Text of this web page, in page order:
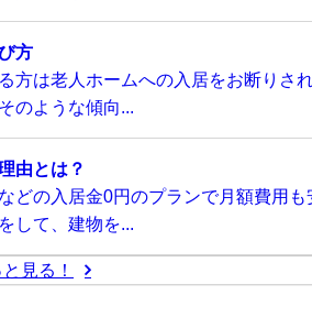
方
方は老人ホームへの入居をお断りさ
のような傾向...
由とは？
どの入居金0円のプランで月額費用も
して、建物を...
見る！